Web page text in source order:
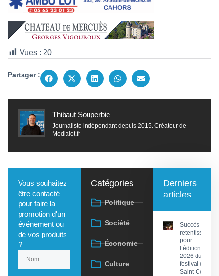
Vues : 20
Partager :
Thibaut Souperbie
Journaliste indépendant depuis 2015. Créateur de
Medialot.fr
Vous souhaitez
être contacté
pour faire la
promotion d'un
événement ou
de vos produits
?
Catégories
Politique
Société
Économie
Culture
Derniers
articles
Succès
retentissant
pour
l’édition
2026 du
festival de
Saint-Céré